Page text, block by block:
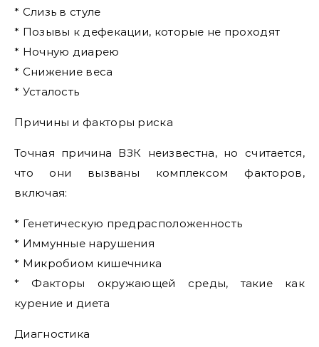
* Слизь в стуле
* Позывы к дефекации, которые не проходят
* Ночную диарею
* Снижение веса
* Усталость
Причины и факторы риска
Точная причина ВЗК неизвестна, но считается,
что они вызваны комплексом факторов,
включая:
* Генетическую предрасположенность
* Иммунные нарушения
* Микробиом кишечника
* Факторы окружающей среды, такие как
курение и диета
Диагностика